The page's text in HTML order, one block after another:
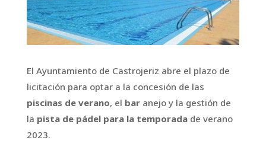
El Ayuntamiento de Castrojeriz abre el plazo de
licitación para optar a la concesión de las
piscinas de verano, el baranejo y la gestión de
la pista de pádel para la temporada de verano
2023.